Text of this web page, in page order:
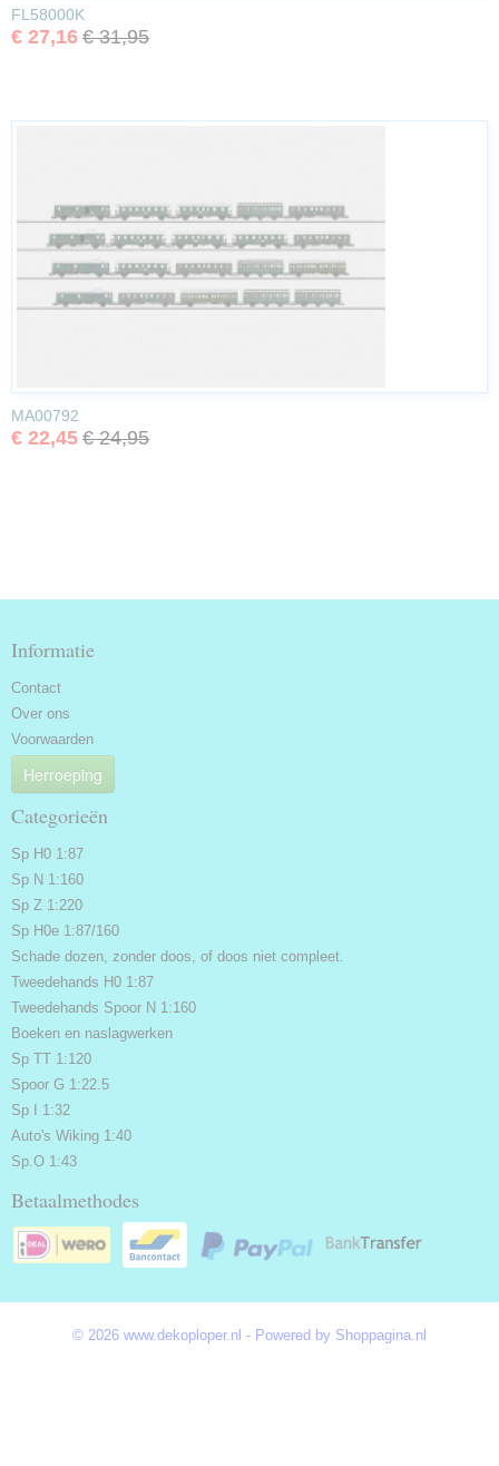
FL58000K
€ 27,16 € 31,95
MA00792
€ 22,45 € 24,95
Informatie
Contact
Over ons
Voorwaarden
Herroeping
Categorieën
Sp H0 1:87
Sp N 1:160
Sp Z 1:220
Sp H0e 1:87/160
Schade dozen, zonder doos, of doos niet compleet.
Tweedehands H0 1:87
Tweedehands Spoor N 1:160
Boeken en naslagwerken
Sp TT 1:120
Spoor G 1:22.5
Sp I 1:32
Auto's Wiking 1:40
Sp.O 1:43
Betaalmethodes
© 2026 www.dekoploper.nl - Powered by Shoppagina.nl